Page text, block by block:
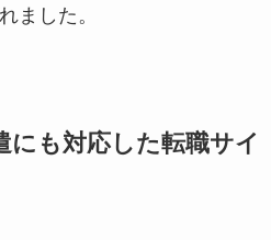
ました。
にも対応した転職サイ